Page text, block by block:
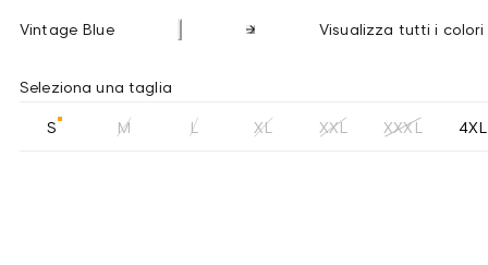
Vintage Blue Visualizza tutti i colori
Seleziona una taglia
S M L XL XXL XXXL 4XL